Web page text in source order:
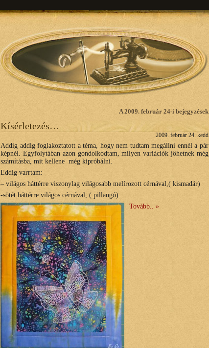
A 2009. február 24-i bejegyzések
Kísérletezés…
2009. február 24. kedd
Addig addig foglakoztatott a téma, hogy nem tudtam megállni ennél a pár
képnél. Egyfolytában azon gondolkodtam, milyen variációk jöhetnek még
számításba, mit kellene még kipróbálni.
Eddig varrtam:
– világos háttérre viszonylag világosabb melírozott cérnával,( kismadár)
-sötét háttérre világos cérnával, ( pillangó)
Tovább.. »